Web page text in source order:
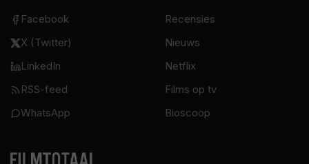
Facebook
X (Twitter)
LinkedIn
RSS-feed
WhatsApp
Recensies
Nieuws
Netflix
Films op tv
Bioscoop